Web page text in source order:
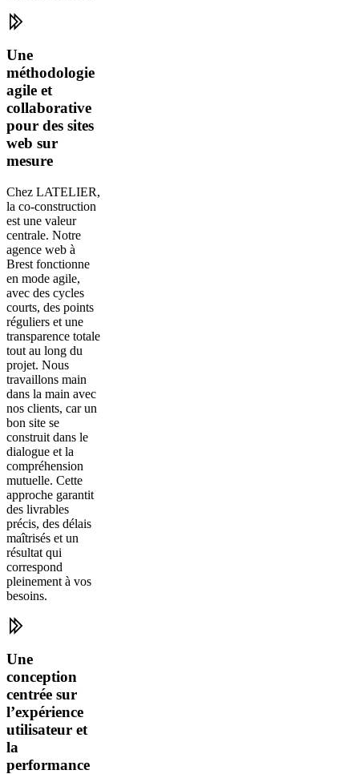
Une
méthodologie
agile et
collaborative
pour des sites
web sur
mesure
Chez LATELIER,
la co-construction
est une valeur
centrale. Notre
agence web à
Brest fonctionne
en mode agile,
avec des cycles
courts, des points
réguliers et une
transparence totale
tout au long du
projet. Nous
travaillons main
dans la main avec
nos clients, car un
bon site se
construit dans le
dialogue et la
compréhension
mutuelle. Cette
approche garantit
des livrables
précis, des délais
maîtrisés et un
résultat qui
correspond
pleinement à vos
besoins.
Une
conception
centrée sur
l’expérience
utilisateur et
la
performance